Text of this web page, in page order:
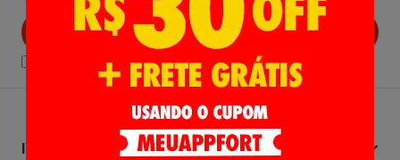
Cadastrar
Declaro estar ciente dasPoliticas de Privacidade.
Institucional